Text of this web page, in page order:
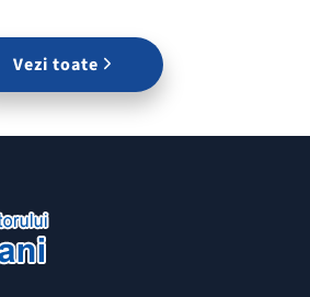
Vezi toate